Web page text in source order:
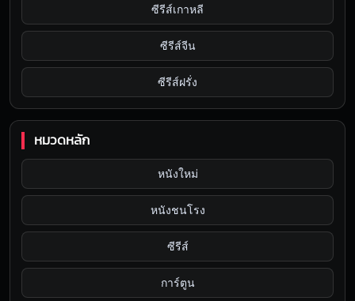
ซีรีส์เกาหลี
ซีรีส์จีน
ซีรีส์ฝรั่ง
หมวดหลัก
หนังใหม่
หนังชนโรง
ซีรีส์
การ์ตูน